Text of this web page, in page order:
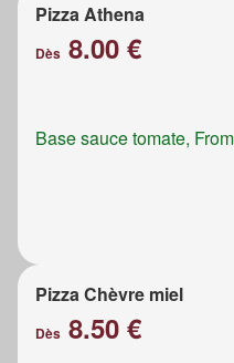
Pizza Athena
Dès 8.00 €
Base sauce tomate,
Pizza Chèvre miel
Dès 8.50 €